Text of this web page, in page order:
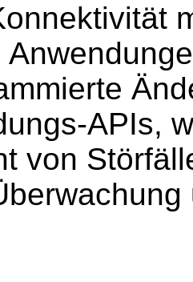
APIs,
von